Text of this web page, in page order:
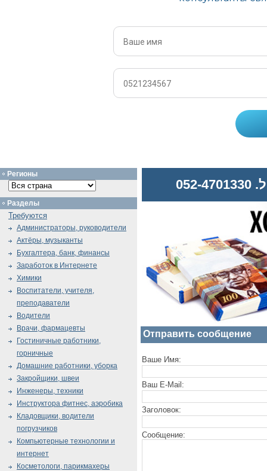
Отправить сообщение
Ваше Имя:
Ваш E-Mail:
Заголовок:
Сообщение:
Регионы
Разделы
Требуются
Администраторы, руководители
Актёры, музыканты
Бухгалтера, банк, финансы
Заработок в Интернете
Химики
Воспитатели, учителя,
преподаватели
Водители
Врачи, фармацевты
Гостиничные работники,
горничные
Домашние работники, уборка
Закройщики, швеи
Инженеры, техники
Инструктора фитнес, аэробика
Кладовщики, водители
погрузчиков
Компьютерные технологии и
интернет
Косметологи, парикмахеры